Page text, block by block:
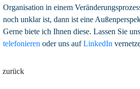
Organisation in einem
noch unklar ist, dann ist eine
Gerne biete ich Ihnen diese. Lassen Sie
telefonieren oder uns aufLinkedIn
zurück